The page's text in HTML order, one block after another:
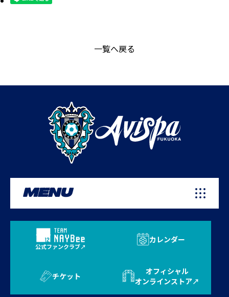
一覧へ戻る
MENU
公式ファンクラブ
カレンダー
チケット
オフィシャル
オンラインストア